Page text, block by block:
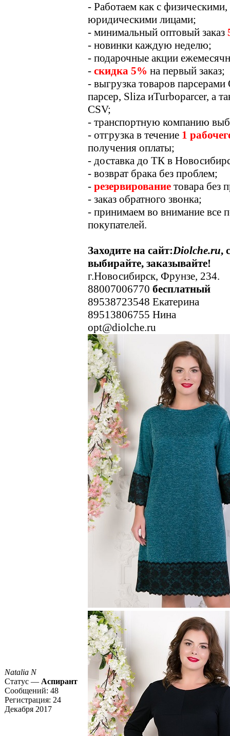
Natalia N
Статус — Аспирант
Сообщений: 48
Регистрация: 24
Декабря 2017
- Работаем как с физическими,
юридическими лицами;
- минимальный оптовый заказ
- новинки каждую неделю;
- подарочные акции
- скидка 5% на первый заказ;
- выгрузка товаров
парсер, Sliza иTurboparcer, а
CSV;
- транспортную компанию
- отгрузка в течение 1
получения оплаты;
- доставка до ТК в
- возврат брака без проблем;
- резервирование товара без
- заказ обратного звонка;
- принимаем во внимание все
покупателей.
Заходите на сайт:Diolche.ru,
выбирайте, заказывайте!
г.Новосибирск, Фрунзе, 234.
88007006770 бесплатный
89538723548 Екатерина
89513806755 Нина
opt@diolche.ru